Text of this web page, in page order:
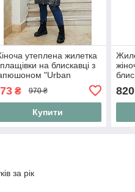
утеплена жилетка
на блискавці з
"Urban
₴ 970 ₴
Купити
820
за рік